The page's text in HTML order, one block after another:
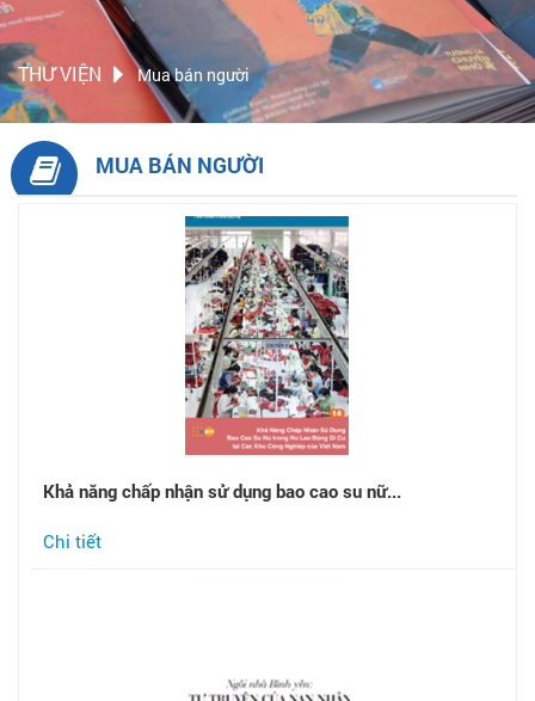
THƯ VIỆN Mua bán người
MUA BÁN NGƯỜI
Khả năng chấp nhận sử dụng bao cao su nữ...
Chi tiết